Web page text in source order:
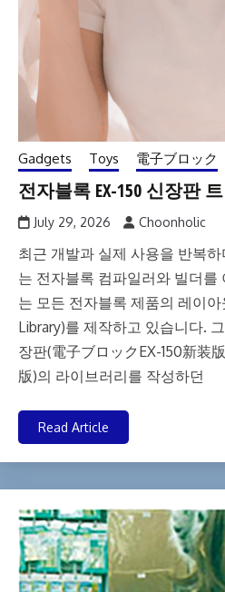
Gadgets Toys 電子ブロック
전자블록 EX-150 신장판
July 29, 2026 Choonholic
최근 개발과 실제 사용을 반복
는 전자블록 컴파일러와 빌더를
는 모든 전자블록 제품의 레이
Library)를 제작하고 있습니다.
장판(電子ブロックEX-150新装
版)의 라이브러리를 작성하던
Read Article